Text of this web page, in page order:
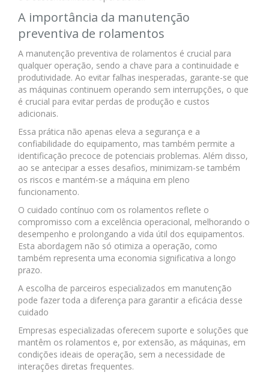
A importância da manutenção
preventiva de rolamentos
A manutenção preventiva de rolamentos é crucial para
qualquer operação, sendo a chave para a continuidade e
produtividade. Ao evitar falhas inesperadas, garante-se que
as máquinas continuem operando sem interrupções, o que
é crucial para evitar perdas de produção e custos
adicionais.
Essa prática não apenas eleva a segurança e a
confiabilidade do equipamento, mas também permite a
identificação precoce de potenciais problemas. Além disso,
ao se antecipar a esses desafios, minimizam-se também
os riscos e mantém-se a máquina em pleno
funcionamento.
O cuidado contínuo com os rolamentos reflete o
compromisso com a excelência operacional, melhorando o
desempenho e prolongando a vida útil dos equipamentos.
Esta abordagem não só otimiza a operação, como
também representa uma economia significativa a longo
prazo.
A escolha de parceiros especializados em manutenção
pode fazer toda a diferença para garantir a eficácia desse
cuidado
Empresas especializadas oferecem suporte e soluções que
mantêm os rolamentos e, por extensão, as máquinas, em
condições ideais de operação, sem a necessidade de
interações diretas frequentes.